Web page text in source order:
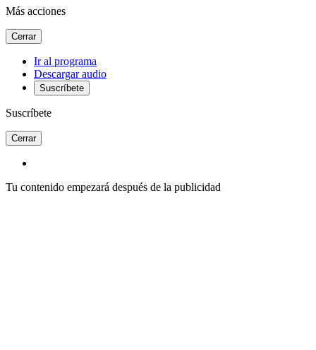
Más acciones
Cerrar
Ir al programa
Descargar audio
Suscríbete
Suscríbete
Cerrar
Tu contenido empezará después de la publicidad